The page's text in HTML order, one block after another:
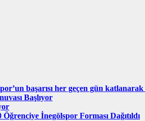
başarısı her geçen gün
Başlıyor
İnegölspor Forması Dağıtıldı